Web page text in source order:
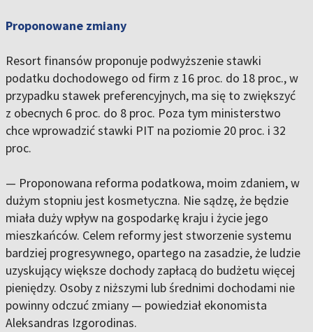
Proponowane zmiany
Resort finansów proponuje podwyższenie stawki
podatku dochodowego od firm z 16 proc. do 18 proc., w
przypadku stawek preferencyjnych, ma się to zwiększyć
z obecnych 6 proc. do 8 proc. Poza tym ministerstwo
chce wprowadzić stawki PIT na poziomie 20 proc. i 32
proc.
— Proponowana reforma podatkowa, moim zdaniem, w
dużym stopniu jest kosmetyczna. Nie sądzę, że będzie
miała duży wpływ na gospodarkę kraju i życie jego
mieszkańców. Celem reformy jest stworzenie systemu
bardziej progresywnego, opartego na zasadzie, że ludzie
uzyskujący większe dochody zapłacą do budżetu więcej
pieniędzy. Osoby z niższymi lub średnimi dochodami nie
powinny odczuć zmiany — powiedział ekonomista
Aleksandras Izgorodinas.